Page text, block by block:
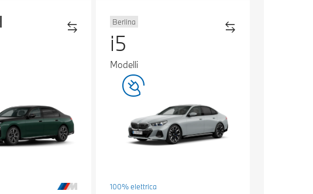
Berlina
i5
Modelli
100% elettrica